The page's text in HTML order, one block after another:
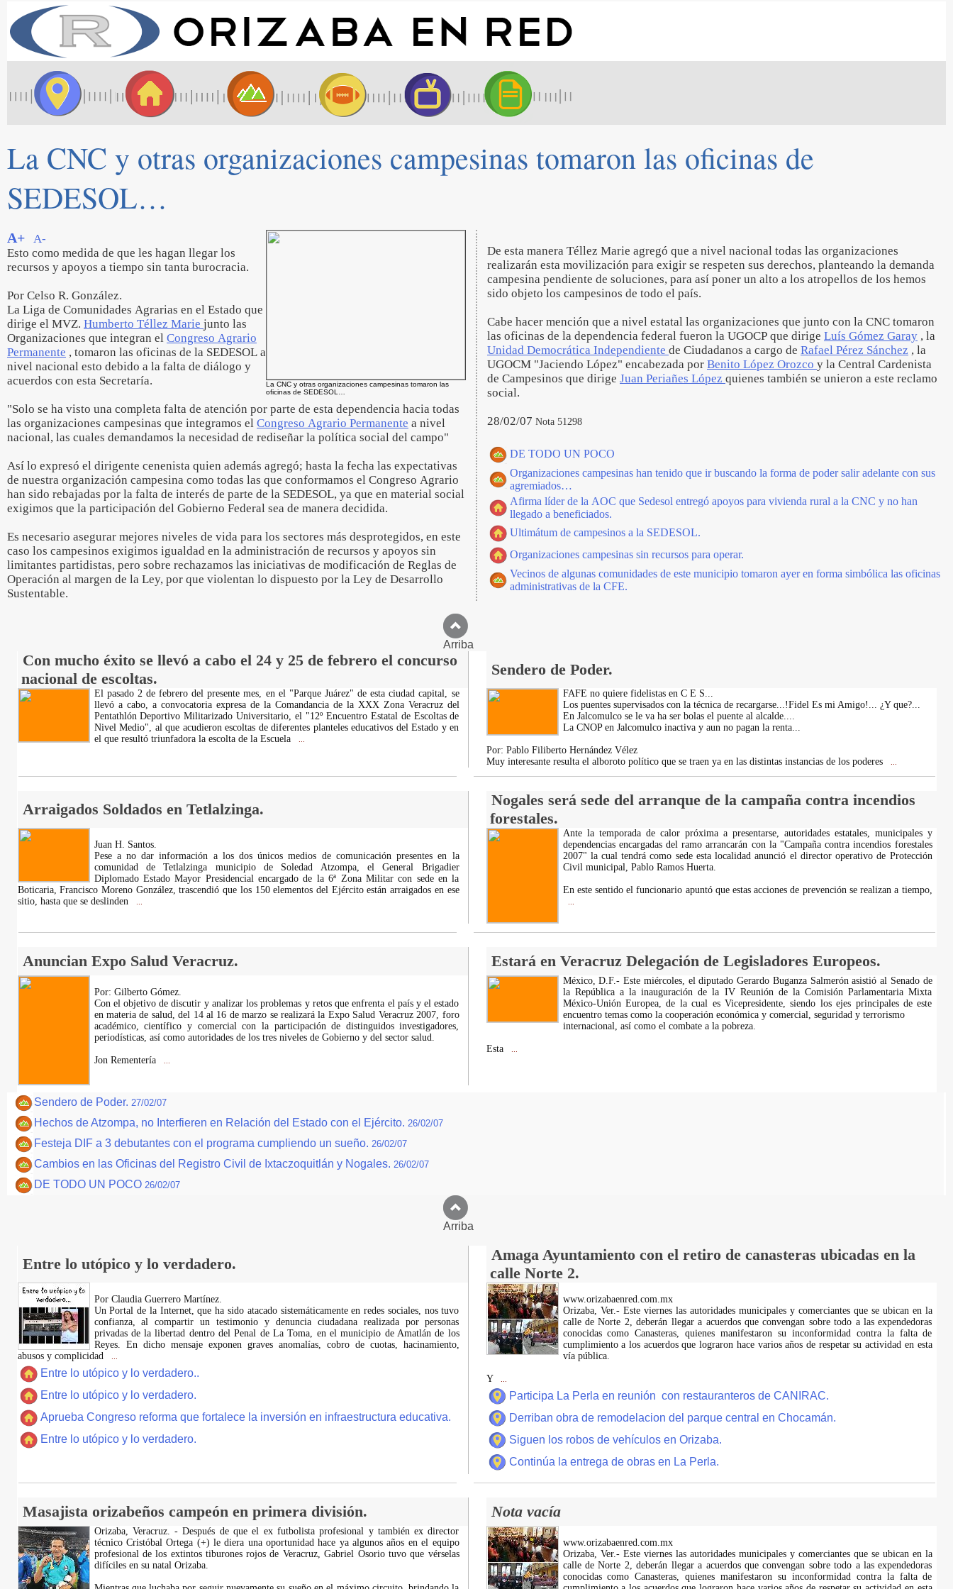
La CNC y otras organizaciones campesinas tomaron las oficinas de
SEDESOL…
La CNC y otras organizaciones campesinas tomaron las
oficinas de SEDESOL…
A+
A-
Esto como medida de que les hagan llegar los
recursos y apoyos a tiempo sin tanta burocracia.
Por Celso R. González.
La Liga de Comunidades Agrarias en el Estado que
dirige el MVZ. Humberto Téllez Marie junto las
Organizaciones que integran el Congreso Agrario
Permanente , tomaron las oficinas de la SEDESOL a
nivel nacional esto debido a la falta de diálogo y
acuerdos con esta Secretaría.
"Solo se ha visto una completa falta de atención por parte de esta dependencia hacia todas
las organizaciones campesinas que integramos el Congreso Agrario Permanente a nivel
nacional, las cuales demandamos la necesidad de rediseñar la política social del campo"
Así lo expresó el dirigente cenenista quien además agregó; hasta la fecha las expectativas
de nuestra organización campesina como todas las que conformamos el Congreso Agrario
han sido rebajadas por la falta de interés de parte de la SEDESOL, ya que en material social
exigimos que la participación del Gobierno Federal sea de manera decidida.
Es necesario asegurar mejores niveles de vida para los sectores más desprotegidos, en este
caso los campesinos exigimos igualdad en la administración de recursos y apoyos sin
limitantes partidistas, pero sobre rechazamos las iniciativas de modificación de Reglas de
Operación al margen de la Ley, por que violentan lo dispuesto por la Ley de Desarrollo
Sustentable.
De esta manera Téllez Marie agregó que a nivel nacional todas las organizaciones
realizarán esta movilización para exigir se respeten sus derechos, planteando la demanda
campesina pendiente de soluciones, para así poner un alto a los atropellos de los hemos
sido objeto los campesinos de todo el país.
Cabe hacer mención que a nivel estatal las organizaciones que junto con la CNC tomaron
las oficinas de la dependencia federal fueron la UGOCP que dirige Luís Gómez Garay , la
Unidad Democrática Independiente de Ciudadanos a cargo de Rafael Pérez Sánchez , la
UGOCM "Jaciendo López" encabezada por Benito López Orozco y la Central Cardenista
de Campesinos que dirige Juan Periañes López quienes también se unieron a este reclamo
social.
28/02/07 Nota 51298
DE TODO UN POCO
Organizaciones campesinas han tenido que ir buscando la forma de poder salir adelante con sus
agremiados…
Afirma líder de la AOC que Sedesol entregó apoyos para vivienda rural a la CNC y no han
llegado a beneficiados.
Ultimátum de campesinos a la SEDESOL.
Organizaciones campesinas sin recursos para operar.
Vecinos de algunas comunidades de este municipio tomaron ayer en forma simbólica las oficinas
administrativas de la CFE.
Arriba
Con mucho éxito se llevó a cabo el 24 y 25 de febrero el concurso
nacional de escoltas.
Sendero de Poder.
El pasado 2 de febrero del presente mes, en el "Parque Juárez" de esta ciudad capital, se
llevó a cabo, a convocatoria expresa de la Comandancia de la XXX Zona Veracruz del
Pentathlón Deportivo Militarizado Universitario, el "12º Encuentro Estatal de Escoltas de
Nivel Medio", al que acudieron escoltas de diferentes planteles educativos del Estado y en
el que resultó triunfadora la escolta de la Escuela
FAFE no quiere fidelistas en C E S...
Los puentes supervisados con la técnica de recargarse...!Fidel Es mi Amigo!... ¿Y que?...
En Jalcomulco se le va ha ser bolas el puente al alcalde....
La CNOP en Jalcomulco inactiva y aun no pagan la renta...
Por: Pablo Filiberto Hernández Vélez
Muy interesante resulta el alboroto político que se traen ya en las distintas instancias de los poderes
Arraigados Soldados en Tetlalzinga.
Nogales será sede del arranque de la campaña contra incendios
forestales.
Juan H. Santos.
Pese a no dar información a los dos únicos medios de comunicación presentes en la
comunidad de Tetlalzinga municipio de Soledad Atzompa, el General Brigadier
Diplomado Estado Mayor Presidencial encargado de la 6ª Zona Militar con sede en la
Boticaria, Francisco Moreno González, trascendió que los 150 elementos del Ejército están arraigados en ese
sitio, hasta que se deslinden
Ante la temporada de calor próxima a presentarse, autoridades estatales, municipales y
dependencias encargadas del ramo arrancarán con la "Campaña contra incendios forestales
2007" la cual tendrá como sede esta localidad anunció el director operativo de Protección
Civil municipal, Pablo Ramos Huerta.
En este sentido el funcionario apuntó que estas acciones de prevención se realizan a tiempo,
Anuncian Expo Salud Veracruz. Estará en Veracruz Delegación de Legisladores Europeos.
Por: Gilberto Gómez.
Con el objetivo de discutir y analizar los problemas y retos que enfrenta el país y el estado
en materia de salud, del 14 al 16 de marzo se realizará la Expo Salud Veracruz 2007, foro
académico, científico y comercial con la participación de distinguidos investigadores,
periodísticas, así como autoridades de los tres niveles de Gobierno y del sector salud.
Jon Rementería
México, D.F.- Este miércoles, el diputado Gerardo Buganza Salmerón asistió al Senado de
la República a la inauguración de la IV Reunión de la Comisión Parlamentaria Mixta
México-Unión Europea, de la cual es Vicepresidente, siendo los ejes principales de este
encuentro temas como la cooperación económica y comercial, seguridad y terrorismo
internacional, así como el combate a la pobreza.
Esta
Sendero de Poder. 27/02/07
Hechos de Atzompa, no Interfieren en Relación del Estado con el Ejército. 26/02/07
Festeja DIF a 3 debutantes con el programa cumpliendo un sueño. 26/02/07
Cambios en las Oficinas del Registro Civil de Ixtaczoquitlán y Nogales. 26/02/07
DE TODO UN POCO 26/02/07
Arriba
Entre lo utópico y lo verdadero.
Amaga Ayuntamiento con el retiro de canasteras ubicadas en la
calle Norte 2.
Por Claudia Guerrero Martínez.
​Un Portal de la Internet, que ha sido atacado sistemáticamente en redes sociales, nos tuvo
confianza, al compartir un testimonio y denuncia ciudadana realizada por personas
privadas de la libertad dentro del Penal de La Toma, en el municipio de Amatlán de los
Reyes. En dicho mensaje exponen graves anomalías, cobro de cuotas, hacinamiento,
abusos y complicidad
Entre lo utópico y lo verdadero..
Entre lo utópico y lo verdadero.
Aprueba Congreso reforma que fortalece la inversión en infraestructura educativa.
Entre lo utópico y lo verdadero.
www.orizabaenred.com.mx
Orizaba, Ver.- Este viernes las autoridades municipales y comerciantes que se ubican en la
calle de Norte 2, deberán llegar a acuerdos que convengan sobre todo a las expendedoras
conocidas como Canasteras, quienes manifestaron su inconformidad contra la falta de
cumplimiento a los acuerdos que lograron hace varios años de respetar su actividad en esta
vía pública.
Y
Participa La Perla en reunión con restauranteros de CANIRAC.
Derriban obra de remodelacion del parque central en Chocamán.
Siguen los robos de vehículos en Orizaba.
Continúa la entrega de obras en La Perla.
Masajista orizabeños campeón en primera división. Nota vacía
Orizaba, Veracruz. - Después de que el ex futbolista profesional y también ex director
técnico Cristóbal Ortega (+) le diera una oportunidad hace ya algunos años en el equipo
profesional de los extintos tiburones rojos de Veracruz, Gabriel Osorio tuvo que vérselas
difíciles en su natal Orizaba.
www.orizabaenred.com.mx
Orizaba, Ver.- Este viernes las autoridades municipales y comerciantes que se ubican en la
calle de Norte 2, deberán llegar a acuerdos que convengan sobre todo a las expendedoras
conocidas como Canasteras, quienes manifestaron su inconformidad contra la falta de